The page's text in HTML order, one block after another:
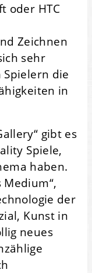
oder HTC
Zeichnen
sehr
die
in
gibt es
Spiele,
haben.
Medium“,
der
Kunst in
neues